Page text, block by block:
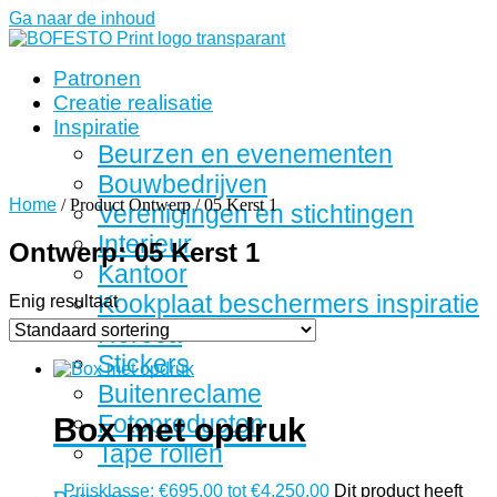
Ga naar de inhoud
Patronen
Creatie realisatie
Inspiratie
Beurzen en evenementen
Bouwbedrijven
Verenigingen en stichtingen
Interieur
Kantoor
Kookplaat beschermers inspiratie
Horeca
Stickers
Buitenreclame
Fotoproducten
Tape rollen
Home / Product Ontwerp / 05 Kerst 1
Ontwerp: 05 Kerst 1
Enig resultaat
Box met opdruk
- Prijsklasse: €695,00 tot €4.250,00 Dit product heeft